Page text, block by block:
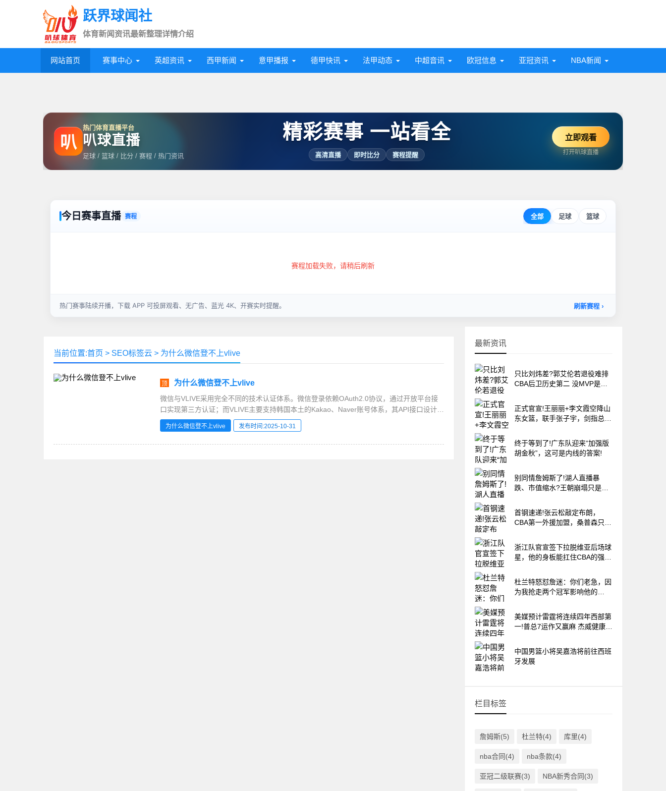
跃界球闻社
体育新闻资讯最新整理详情介绍
网站首页 赛事中心 英超资讯 西甲新闻 意甲播报 德甲快讯 法甲动态 中超音讯 欧冠信息 亚冠资讯 NBA新闻
叭
热门体育直播平台
叭球直播
足球 / 篮球 / 比分 / 赛程 / 热门资讯
精彩赛事 一站看全
高清直播 即时比分 赛程提醒
立即观看
打开叭球直播
当前位置:首页 > SEO标签云 > 为什么微信登不上vlive
顶 为什么微信登不上vlive
微信与VLIVE采用完全不同的技术认证体系。微信登录依赖OAuth2.0协议，通过开放平台接
口实现第三方认证；而VLIVE主要支持韩国本土的Kakao、Naver账号体系，其API接口设计存
在地域性限制。2023年韩国通信标准委员会报告显示，本土平台国际接口适配率仅为43%，
这直接导致跨国认证失败率升高。在数据传输层面，微信采用TLS1.3加密标准，而VLIVE仍
为什么微信登不上vlive 发布时间:2025-10-31
最新资讯
只比刘炜差?郭艾伦若退役难排
CBA后卫历史第二 没MVP是最
正式官宣!王丽丽+李文霞空降山
东女篮，联手张子宇，剑指总冠
终于等到了!广东队迎来“加强版
胡金秋”，这可是内线的答案!
别同情詹姆斯了!湖人直播暴
跌、市值缩水?王朝崩塌只是资
首钢速递!张云松敲定布朗，
CBA第一外援加盟，桑普森只差
浙江队官宣签下拉脱维亚后场球
星，他的身板能扛住CBA的强度
杜兰特怒怼詹迷：你们老急，因
为我抢走两个冠军影响他的
美媒预计雷霆将连续四年西部第
一!普总7运作又赢麻 杰威健康再
中国男篮小将吴嘉浩将前往西班
牙发展
栏目标签
詹姆斯(5) 杜兰特(4) 库里(4)
nba合同(4) nba条款(4)
亚冠二级联赛(3) NBA新秀合同(3)